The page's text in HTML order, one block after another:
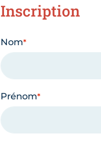
Inscription
Nom
Prénom